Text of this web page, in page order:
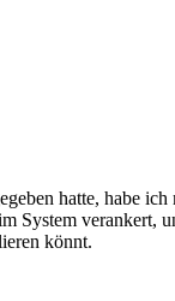
hatte, habe
System verankert,
könnt.